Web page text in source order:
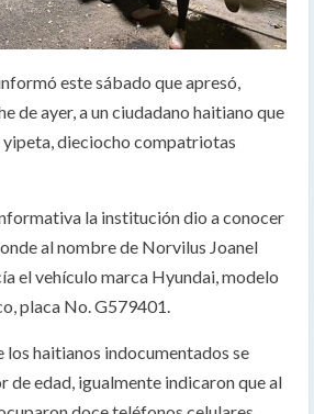
este sábado que apresó,
de ayer, a un ciudadano haitiano que
dieciocho compatriotas
la institución dio a conocer
al nombre de Norvilus Joanel
el vehículo marca Hyundai, modelo
placa No. G579401.
los haitianos indocumentados se
de edad, igualmente indicaron que al